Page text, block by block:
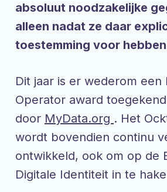
absoluut noodzakelijke
alleen nadat ze daar
toestemming voor
Dit jaar is er wederom een
Operator award
door MyData.org . Het
wordt bovendien continu
ontwikkeld, ook om op de
Digitale Identiteit in te